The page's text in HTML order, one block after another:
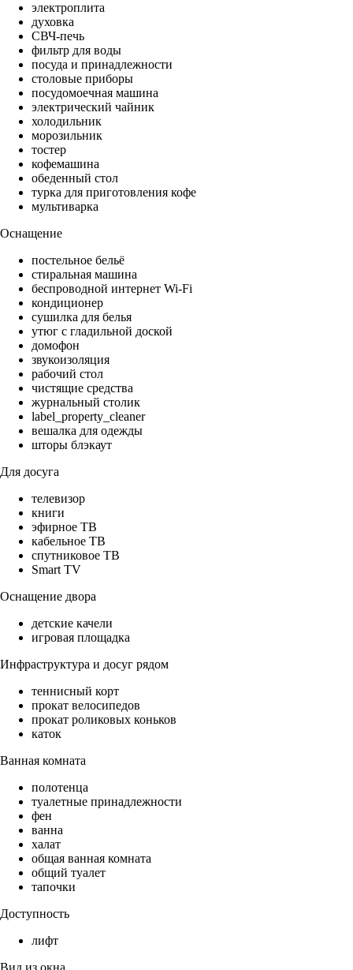
электроплита
духовка
СВЧ-печь
фильтр для воды
посуда и принадлежности
столовые приборы
посудомоечная машина
электрический чайник
холодильник
морозильник
тостер
кофемашина
обеденный стол
турка для приготовления кофе
мультиварка
Оснащение
постельное бельё
стиральная машина
беспроводной интернет Wi-Fi
кондиционер
сушилка для белья
утюг с гладильной доской
домофон
звукоизоляция
рабочий стол
чистящие средства
журнальный столик
label_property_cleaner
вешалка для одежды
шторы блэкаут
Для досуга
телевизор
книги
эфирное ТВ
кабельное ТВ
спутниковое ТВ
Smart TV
Оснащение двора
детские качели
игровая площадка
Инфраструктура и досуг рядом
теннисный корт
прокат велосипедов
прокат роликовых коньков
каток
Ванная комната
полотенца
туалетные принадлежности
фен
ванна
халат
общая ванная комната
общий туалет
тапочки
Доступность
лифт
Вид из окна